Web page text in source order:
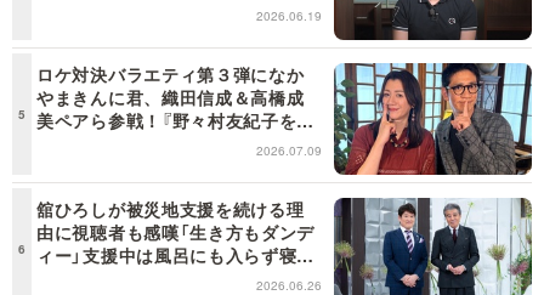
2026.06.19
ロケ対決バラエティ第３弾になか
やまきんに君、織田信成＆高橋成
美ペアら参戦！『野々村友紀子を黙
らせろ！』１２日（日）昼に放送！
2026.07.09
舘ひろしが被災地支援を続ける理
由に視聴者も感嘆「生き方もダンデ
ィー」支援中は風呂にも入らず寝袋
で寝泊まり【日曜日の初耳学】2026.06.26